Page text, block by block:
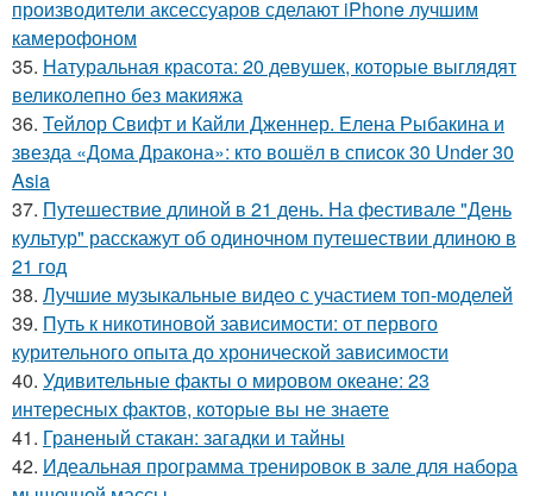
производители аксессуаров сделают iPhone лучшим
камерофоном
35. Натуральная красота: 20 девушек, которые выглядят
великолепно без макияжа
36. Тейлор Свифт и Кайли Дженнер. Елена Рыбакина и
звезда «Дома Дракона»: кто вошёл в список 30 Under 30
Asia
37. Путешествие длиной в 21 день. На фестивале "День
культур" расскажут об одиночном путешествии длиною в
21 год
38. Лучшие музыкальные видео с участием топ-моделей
39. Путь к никотиновой зависимости: от первого
курительного опыта до хронической зависимости
40. Удивительные факты о мировом океане: 23
интересных фактов, которые вы не знаете
41. Граненый стакан: загадки и тайны
42. Идеальная программа тренировок в зале для набора